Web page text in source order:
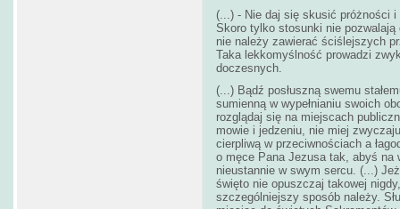
(...) - Nie daj się skusić próżności
Skoro tylko stosunki nie
nie należy zawierać ściślejszych
Taka lekkomyślność prowadzi
doczesnych.
(...) Bądź posłuszną swemu
sumienną w wypełnianiu swoich
rozglądaj się na miejscach
mowie i jedzeniu, nie miej
cierpliwą w przeciwnościach a
o męce Pana Jezusa tak, abyś na
nieustannie w swym sercu. (...)
święto nie opuszczaj takowej
szczególniejszy sposób należy.